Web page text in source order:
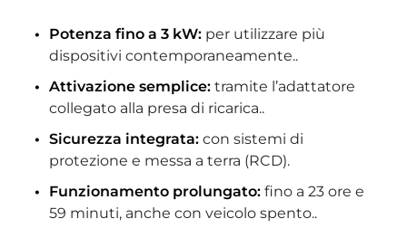
Potenza fino a 3 kW:per utilizzare più
dispositivi contemporaneamente..
Attivazione semplice:tramite l’adattatore
collegato alla presa di ricarica..
Sicurezza integrata:con sistemi di
protezione e messa a terra (RCD).
Funzionamento prolungato:fino a 23 ore e
59 minuti, anche con veicolo spento..